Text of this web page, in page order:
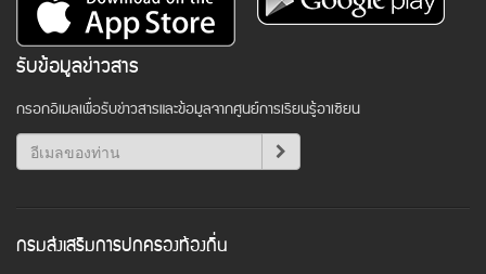
รับข้อมูลข่าวสาร
กรอกอีเมลเพื่อรับข่าวสารและข้อมูลจากศูนย์การเรียนรู้อาเซียน
กรมส่งเสริมการปกครองท้องถิ่น